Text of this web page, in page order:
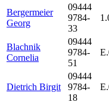
Bergermeier
Georg
09444
9784-
33
Blachnik
Cornelia
09444
9784-
51
Dietrich Birgit
09444
9784-
18